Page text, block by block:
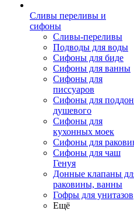
Сливы переливы и
сифоны
Сливы-переливы
Подводы для воды
Сифоны для биде
Сифоны для ванны
Сифоны для
писсуаров
Сифоны для
душевого
Сифоны для
кухонных моек
Сифоны для
Сифоны для чаш
Генуя
Донные клапаны
раковины, ванны
Гофры для унитазов
Ещё